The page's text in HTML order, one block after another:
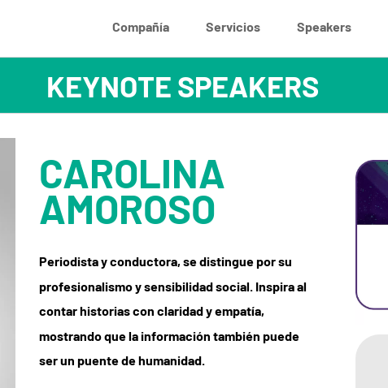
Compañía Servicios Speakers
CAROLINA
AMOROSO
Periodista y conductora, se distingue por su
profesionalismo y sensibilidad social. Inspira al
contar historias con claridad y empatía,
mostrando que la información también puede
ser un puente de humanidad.